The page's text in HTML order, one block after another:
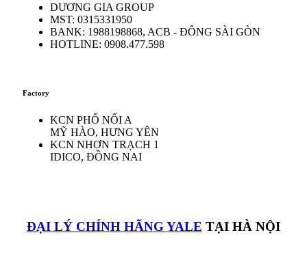
DƯƠNG GIA GROUP
MST: 0315331950
BANK: 1988198868, ACB - ĐÔNG SÀI GÒN
HOTLINE: 0908.477.598
Factory
KCN PHỐ NỐI A
MỸ HÀO, HƯNG YÊN
KCN NHƠN TRẠCH 1
IDICO, ĐỒNG NAI
ĐẠI LÝ CHÍNH HÃNG YALE TẠI HÀ NỘI